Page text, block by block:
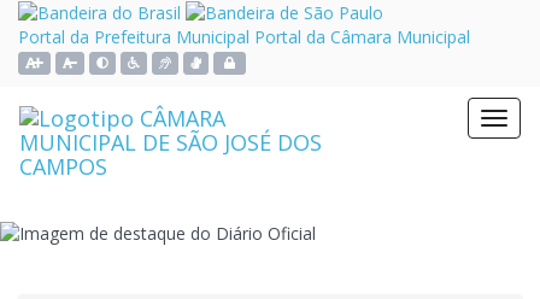
Link
externo
para
Portal
Brasil
externo
Portal da Prefeitura Municipal Portal da Câmara Municipal
Ação para aumentar tamanho da fonte do site
Ação para diminuir tamanho da fonte do site
Ação para aplicar auto contraste no site
Acessar página sobre acessibilidade do site
Acessar página sobre NVDA - Leitor de Tela
Acessar página sobre VLibras - Tradutor de Libras
Acessar Intranet